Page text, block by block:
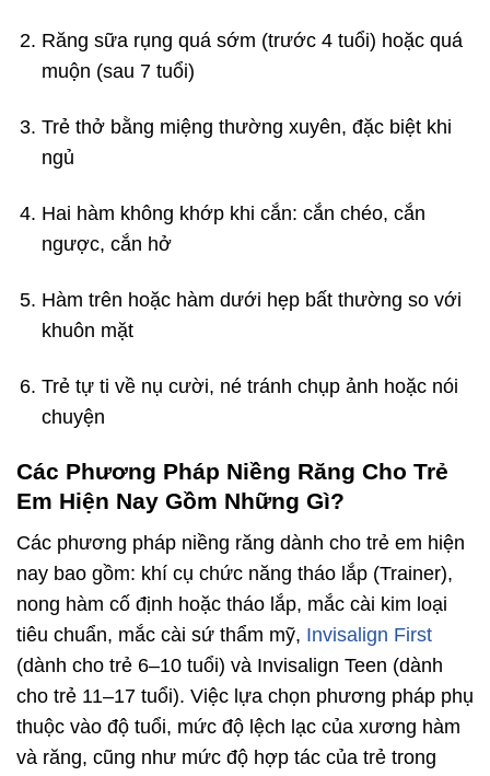
Răng sữa rụng quá sớm (trước 4 tuổi) hoặc quá
muộn (sau 7 tuổi)
Trẻ thở bằng miệng thường xuyên, đặc biệt khi
ngủ
Hai hàm không khớp khi cắn: cắn chéo, cắn
ngược, cắn hở
Hàm trên hoặc hàm dưới hẹp bất thường so với
khuôn mặt
Trẻ tự ti về nụ cười, né tránh chụp ảnh hoặc nói
chuyện
Các Phương Pháp Niềng Răng Cho Trẻ
Em Hiện Nay Gồm Những Gì?
Các phương pháp niềng răng dành cho trẻ em hiện
nay bao gồm: khí cụ chức năng tháo lắp (Trainer),
nong hàm cố định hoặc tháo lắp, mắc cài kim loại
tiêu chuẩn, mắc cài sứ thẩm mỹ, Invisalign First
(dành cho trẻ 6–10 tuổi) và Invisalign Teen (dành
cho trẻ 11–17 tuổi). Việc lựa chọn phương pháp phụ
thuộc vào độ tuổi, mức độ lệch lạc của xương hàm
và răng, cũng như mức độ hợp tác của trẻ trong